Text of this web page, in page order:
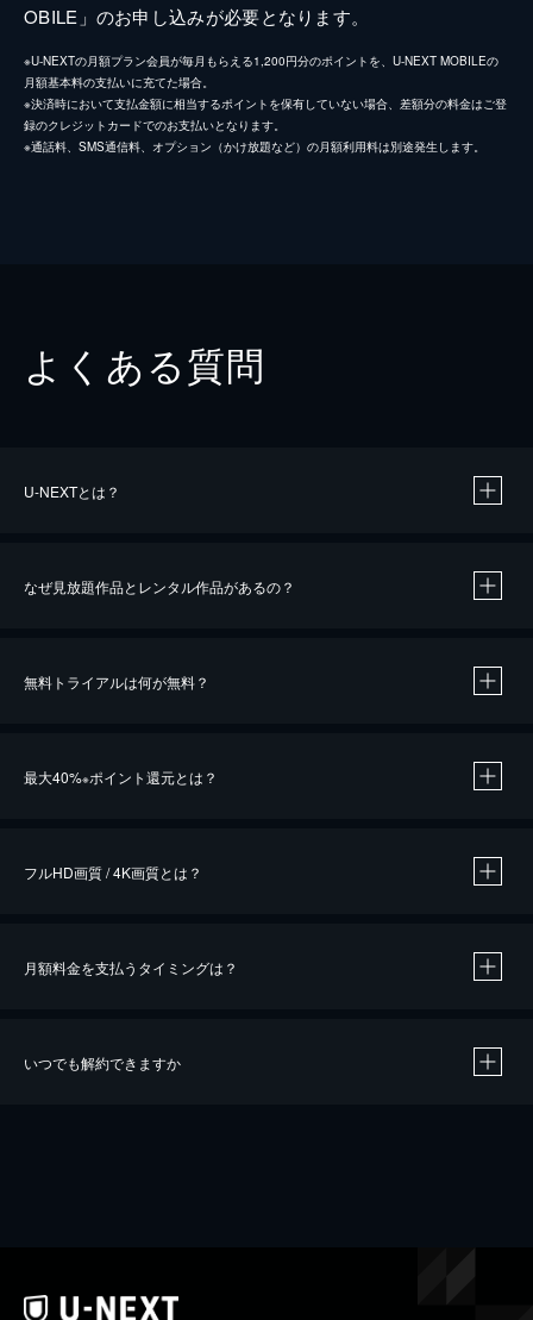
OBILE」のお申し込みが必要となります。
※U-NEXTの月額プラン会員が毎月もらえる1,200円分のポイントを、U-NEXT MOBILEの
月額基本料の支払いに充てた場合。
※決済時において支払金額に相当するポイントを保有していない場合、差額分の料金はご登
録のクレジットカードでのお支払いとなります。
※通話料、SMS通信料、オプション（かけ放題など）の月額利用料は別途発生します。
よくある質問
U-NEXTとは？
なぜ見放題作品とレンタル作品があるの？
無料トライアルは何が無料？
最大40%※ポイント還元とは？
※40％ポイント還元の対象は、クレジットカード決済による作品の購入 / レンタルです。
フルHD画質 / 4K画質とは？
月額料金を支払うタイミングは？
いつでも解約できますか